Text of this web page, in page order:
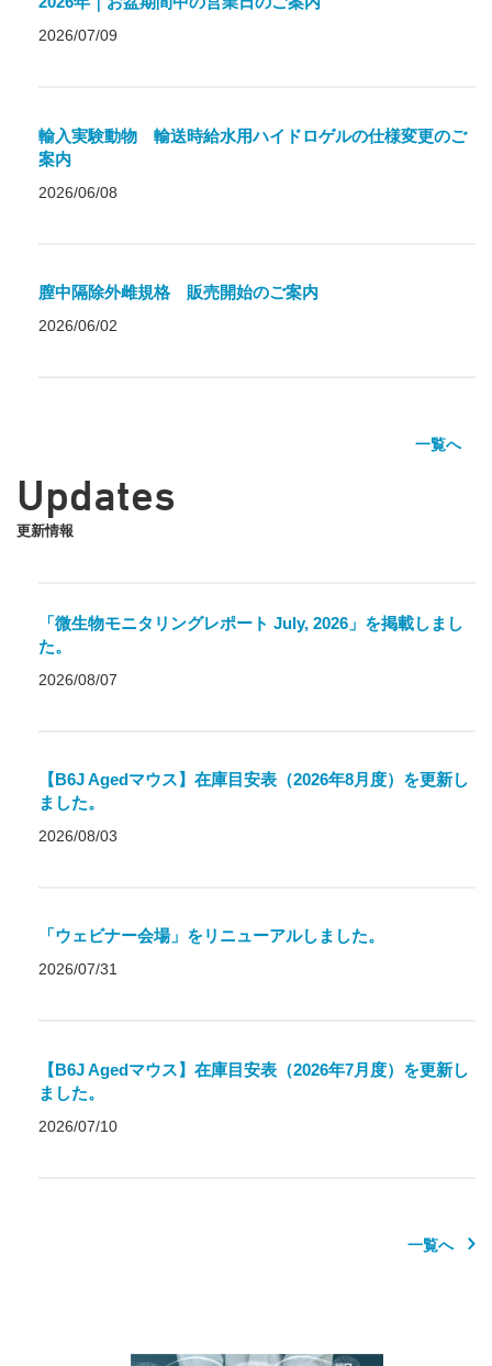
2026/07/09
輸入実験動物 輸送時給水用ハイドロゲルの仕様変更のご
案内
2026/06/08
膣中隔除外雌規格 販売開始のご案内
2026/06/02
一覧へ
Updates
更新情報
「微生物モニタリングレポート July, 2026」を掲載しまし
た。
2026/08/07
【B6J Agedマウス】在庫目安表（2026年8月度）を更新し
ました。
2026/08/03
「ウェビナー会場」をリニューアルしました。
2026/07/31
【B6J Agedマウス】在庫目安表（2026年7月度）を更新し
ました。
2026/07/10
一覧へ